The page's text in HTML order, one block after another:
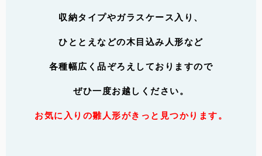
収納タイプやガラスケース入り、
ひととえなどの木目込み人形など
各種幅広く品ぞろえしておりますので
ぜひ一度お越しください。
お気に入りの雛人形がきっと見つかります。